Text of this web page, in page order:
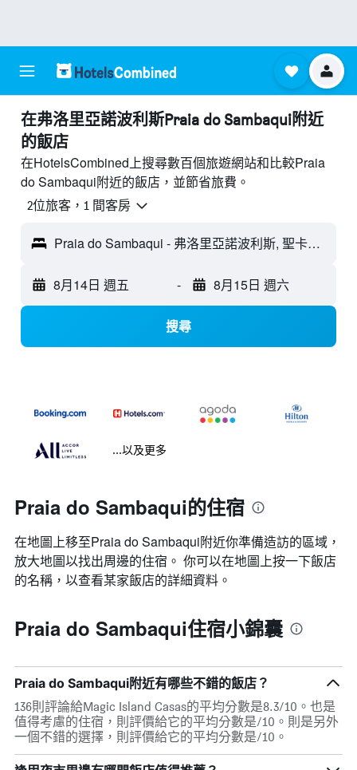
​在弗洛里亞諾波利斯Praia do Sambaqui附近​
的飯店
在HotelsCombined上搜尋數百個旅遊網站和比較Praia
do Sambaqui附近的飯店，並節省旅費。
2位旅客，1 間客房
Praia do Sambaqui - 弗洛里亞諾波利斯, 聖卡塔琳娜, 巴西
8月14日 週五 - 8月15日 週六
搜尋
...以及更多
Praia do Sambaqui的住宿
在地圖上移至Praia do Sambaqui​​附近你準備造訪的區域，
放大地圖以找出周邊的住宿。 你可以在地圖上按一下飯店
的名稱，以查看某家飯店的詳細資料。
Praia do Sambaqui住宿小錦囊
Praia do Sambaqui附近有哪些不錯的飯店？
136則評論給Magic Island Casas的平均分數是8.3/10。也是
值得考慮的住宿，則評價給它的平均分數是/10。則是另外
一個不錯的選擇，則評價給它的平均分數是/10。